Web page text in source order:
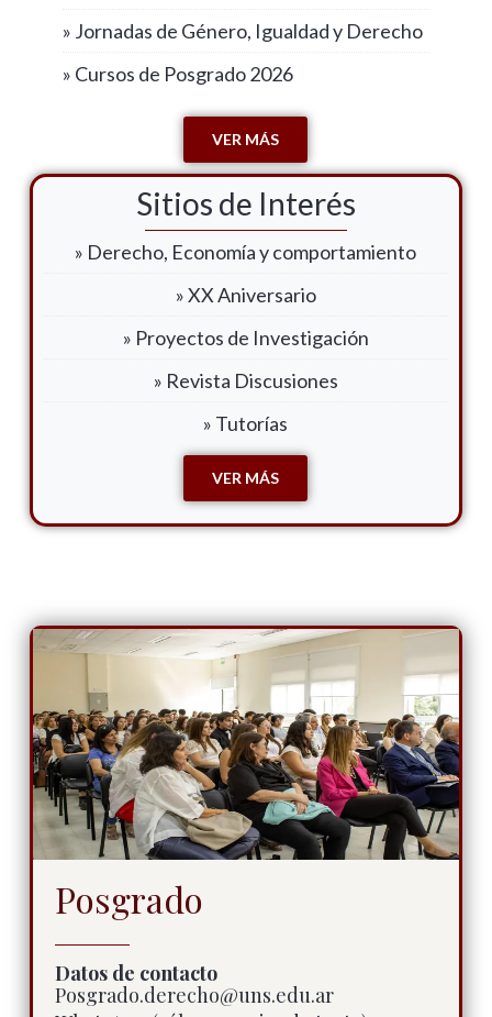
» Jornadas de Género, Igualdad y Derecho
» Cursos de Posgrado 2026
VER MÁS
Sitios de Interés
» Derecho, Economía y comportamiento
» XX Aniversario
» Proyectos de Investigación
» Revista Discusiones
» Tutorías
VER MÁS
Posgrado
Datos de contacto
Posgrado.derecho@uns.edu.ar